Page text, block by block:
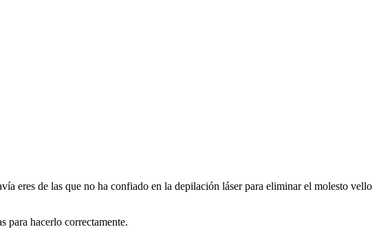
eres de las que no ha confiado en la depilación láser para eliminar el molesto vello
hacerlo correctamente.